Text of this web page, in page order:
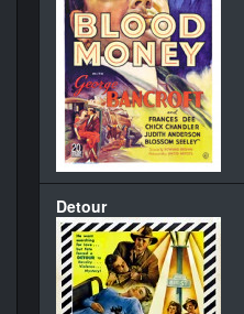
Detour